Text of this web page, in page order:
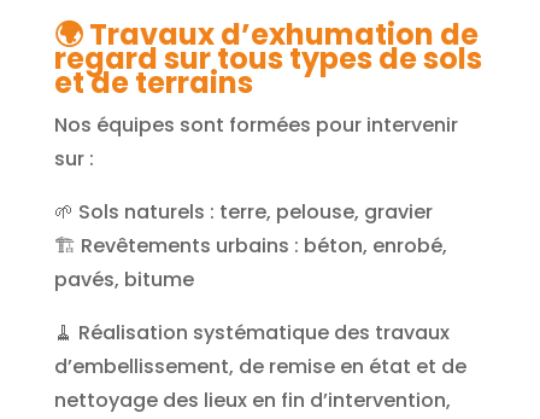
🌍Travaux d’exhumation de
regard sur tous types de sols
et de terrains
Nos équipes sont formées pour intervenir
sur :
🌱 Sols naturels : terre, pelouse, gravier
🏗️ Revêtements urbains : béton, enrobé,
pavés, bitume
🧹 Réalisation systématique des travaux
d’embellissement, de remise en état et de
nettoyage des lieux en fin d’intervention,